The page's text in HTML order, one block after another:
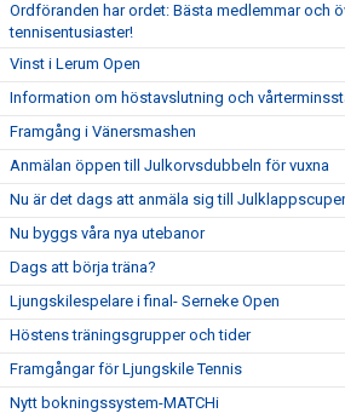
Ordföranden har ordet: Bästa medlemmar och
tennisentusiaster!
Vinst i Lerum Open
Information om höstavslutning och
Framgång i Vänersmashen
Anmälan öppen till Julkorvsdubbeln för vuxna
Nu är det dags att anmäla sig till
Nu byggs våra nya utebanor
Dags att börja träna?
Ljungskilespelare i final- Serneke Open
Höstens träningsgrupper och tider
Framgångar för Ljungskile Tennis
Nytt bokningssystem-MATCHi